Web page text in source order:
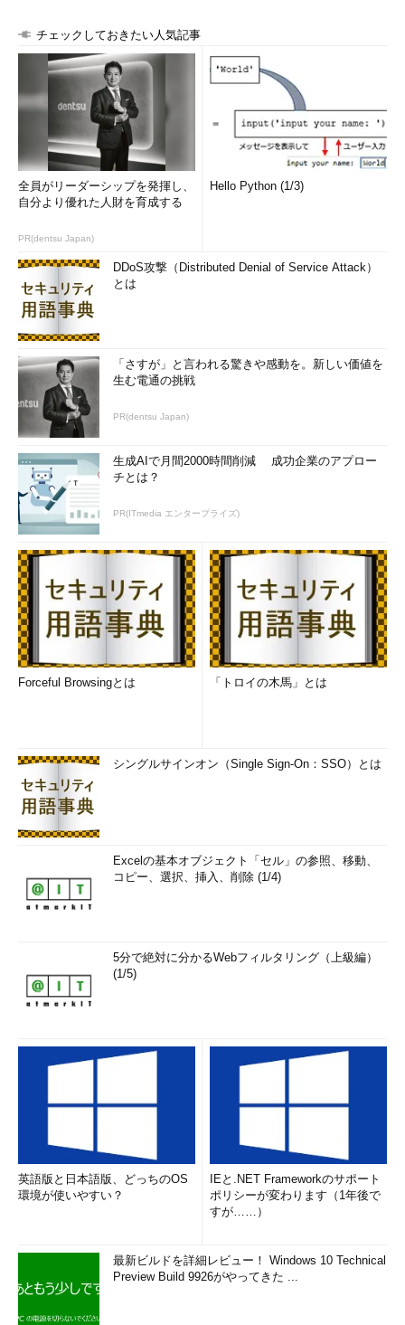
チェックしておきたい人気記事
全員がリーダーシップを発揮し、
自分より優れた人財を育成する
PR(dentsu Japan)
Hello Python (1/3)
DDoS攻撃（Distributed Denial of Service Attack）
とは
「さすが」と言われる驚きや感動を。新しい価値を
生む電通の挑戦
PR(dentsu Japan)
生成AIで月間2000時間削減 成功企業のアプロー
チとは？
PR(ITmedia エンタープライズ)
Forceful Browsingとは 「トロイの木馬」とは
シングルサインオン（Single Sign-On：SSO）とは
Excelの基本オブジェクト「セル」の参照、移動、
コピー、選択、挿入、削除 (1/4)
5分で絶対に分かるWebフィルタリング（上級編）
(1/5)
英語版と日本語版、どっちのOS
環境が使いやすい？
IEと.NET Frameworkのサポート
ポリシーが変わります（1年後で
すが……）
最新ビルドを詳細レビュー！ Windows 10 Technical
Preview Build 9926がやってきた ...